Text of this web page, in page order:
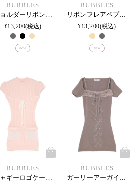
BUBBLES
¥13,200 税込
new
BUBBLES
リボンフレアペプラムセットアップ
¥13,200 税込
new
BUBBLES
BUBBLES